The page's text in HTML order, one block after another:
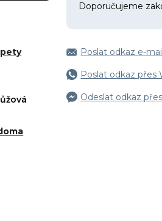
Doporučujeme
Poslat odkaz e-
Poslat odkaz přes
Odeslat odkaz